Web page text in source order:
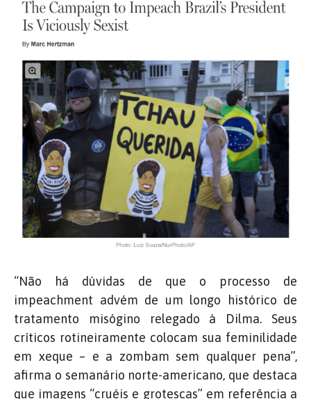
“Não há dúvidas de que o processo de
impeachment advém de um longo histórico de
tratamento misógino relegado à Dilma. Seus
críticos rotineiramente colocam sua feminilidade
em xeque – e a zombam sem qualquer pena”,
afirma o semanário norte-americano, que destaca
que imagens “cruéis e grotescas” em referência a